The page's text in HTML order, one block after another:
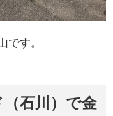
です。
石川）で金